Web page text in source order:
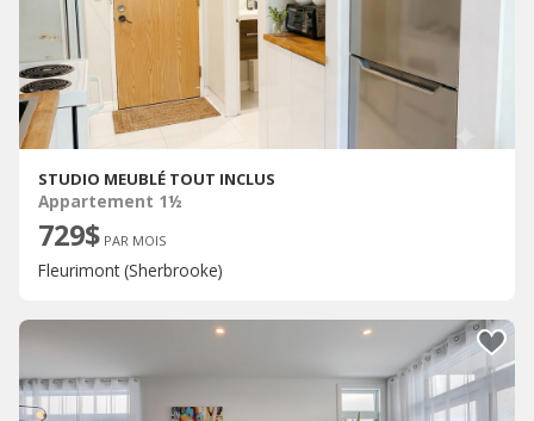
STUDIO MEUBLÉ TOUT INCLUS
Appartement 1½
729$ PAR MOIS
Fleurimont (Sherbrooke)